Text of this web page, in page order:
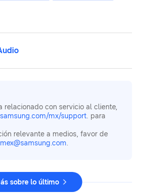
relacionado con servicio al cliente,
samsung.com/mx/support. para
relevante a medios, favor de
.
sobre lo último